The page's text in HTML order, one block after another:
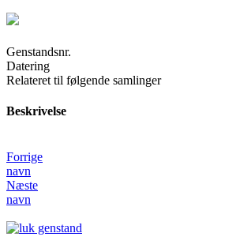
Genstandsnr.
Datering
Relateret til følgende samlinger
Beskrivelse
Forrige
navn
Næste
navn